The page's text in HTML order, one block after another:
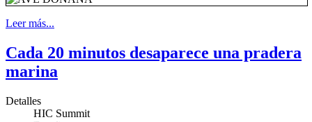
Leer más...
Cada 20 minutos desaparece una pradera
marina
Detalles
HIC Summit